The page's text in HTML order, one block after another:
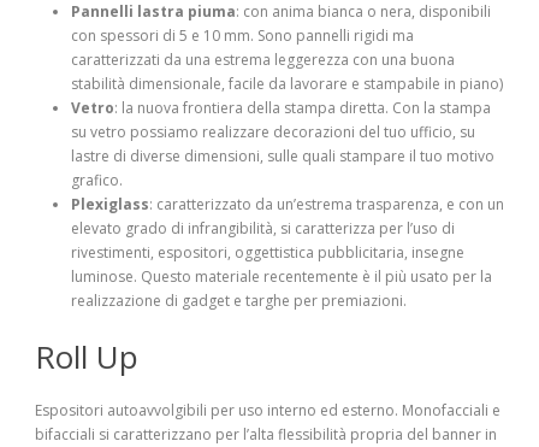
Pannelli lastra piuma: con anima bianca o nera, disponibili
con spessori di 5 e 10 mm. Sono pannelli rigidi ma
caratterizzati da una estrema leggerezza con una buona
stabilità dimensionale, facile da lavorare e stampabile in piano)
Vetro: la nuova frontiera della stampa diretta. Con la stampa
su vetro possiamo realizzare decorazioni del tuo ufficio, su
lastre di diverse dimensioni, sulle quali stampare il tuo motivo
grafico.
Plexiglass: caratterizzato da un’estrema trasparenza, e con un
elevato grado di infrangibilità, si caratterizza per l’uso di
rivestimenti, espositori, oggettistica pubblicitaria, insegne
luminose. Questo materiale recentemente è il più usato per la
realizzazione di gadget e targhe per premiazioni.
Roll Up
Espositori autoavvolgibili per uso interno ed esterno. Monofacciali e
bifacciali si caratterizzano per l’alta flessibilità propria del banner in